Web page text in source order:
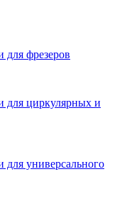
фрезеров
для циркулярных и
универсального